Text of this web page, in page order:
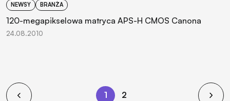
NEWSY BRANŻA
120-megapikselowa matryca APS-H CMOS Canona
24.08.2010
1 2